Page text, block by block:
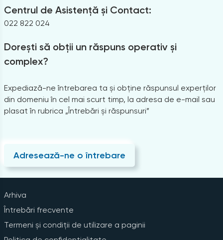
Centrul de Asistență și Contact:
022 822 024
Dorești să obții un răspuns operativ și
complex?
Expediază-ne întrebarea ta și obține răspunsul experților
din domeniu în cel mai scurt timp, la adresa de e-mail sau
plasat în rubrica „Întrebări și răspunsuri”
Adresează-ne o întrebare
Arhiva
Întrebări frecvente
Termeni și condiții de utilizare a paginii